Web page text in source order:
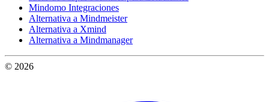
Mindomo Integraciones
Alternativa a Mindmeister
Alternativa a Xmind
Alternativa a Mindmanager
© 2026